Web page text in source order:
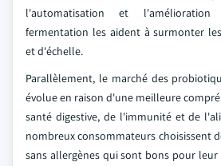
l'automatisation et
fermentation les aident à surmonter
et d'échelle.
Parallèlement, le marché des
évolue en raison d'une meilleure
santé digestive, de l'immunité et de
nombreux consommateurs choisissent
sans allergènes qui sont bons pour